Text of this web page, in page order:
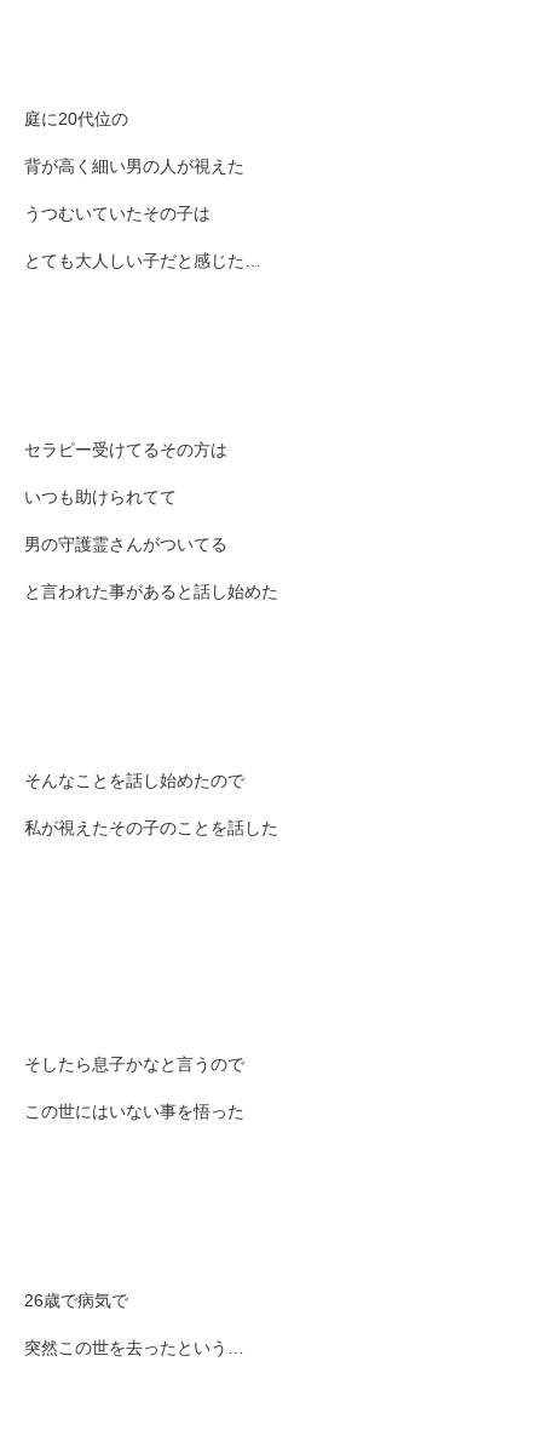
庭に20代位の
背が高く細い男の人が視えた
うつむいていたその子は
とても大人しい子だと感じた…
セラピー受けてるその方は
いつも助けられてて
男の守護霊さんがついてる
と言われた事がある と話し始めた
そんなことを話し始めたので
私が視えたその子のことを話した
そしたら息子かなと言うので
この世にはいない事を悟った
26歳で病気で
突然この世を去ったという…